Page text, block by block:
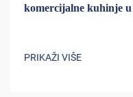
komercijalne kuhinje
PRIKAŽI VIŠE